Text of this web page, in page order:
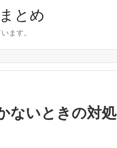
とめ
ます。
ないときの対処